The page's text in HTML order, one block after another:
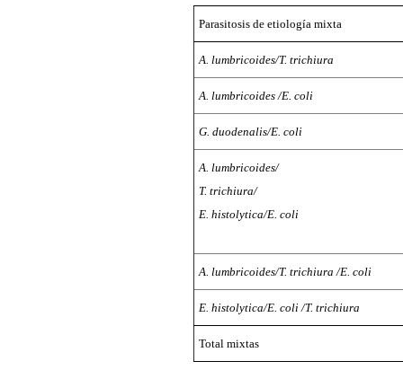
Parasitosis de etiología mixta
A. lumbricoides/T. trichiura
A. lumbricoides /E. coli
G. duodenalis/E. coli
A. lumbricoides/
T. trichiura/
E. histolytica/E. coli
A. lumbricoides/T. trichiura /E. coli
E. histolytica/E. coli /T. trichiura
Total mixtas